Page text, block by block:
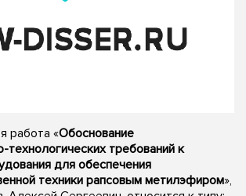
работа «Обоснование
технологических требований к
для обеспечения
техники рапсовым метилэфиром»,